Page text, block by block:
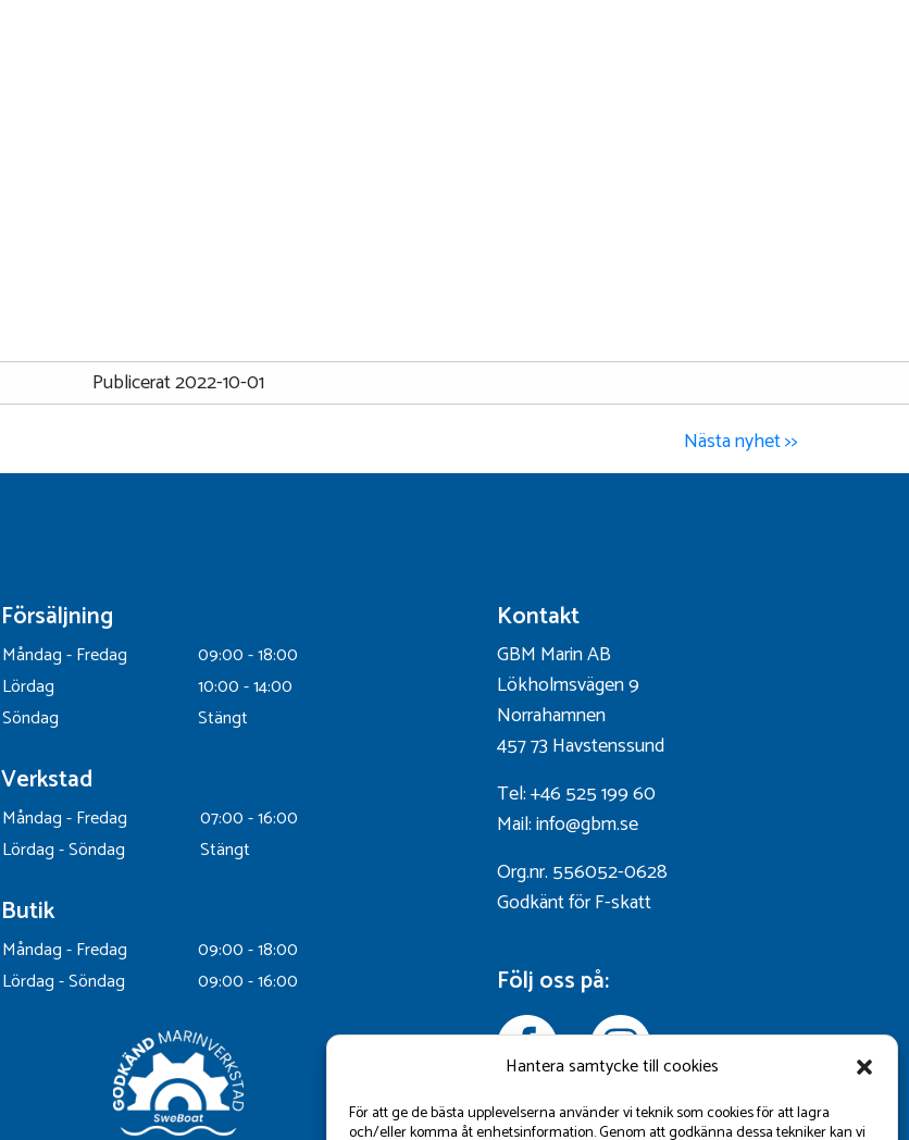
Hantera samtycke till cookies
För att ge de bästa upplevelserna använder vi teknik som cookies för att lagra
och/eller komma åt enhetsinformation. Genom att godkänna dessa tekniker kan vi
Publicerat 2022-10-01
Nästa nyhet >>
Försäljning
Måndag - Fredag
09:00 - 18:00
Lördag
10:00 - 14:00
Söndag
Stängt
Verkstad
Måndag - Fredag
07:00 - 16:00
Lördag - Söndag
Stängt
Butik
Måndag - Fredag
09:00 - 18:00
Lördag - Söndag
09:00 - 16:00
Kontakt
GBM Marin AB
Lökholmsvägen 9
Norrahamnen
457 73 Havstenssund
Tel: +46 525 199 60
Mail: info@gbm.se
Org.nr. 556052-0628
Godkänt för F-skatt
Följ oss på: